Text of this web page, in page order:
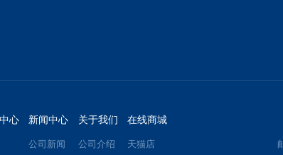
心 新闻中心
公司新闻
关于我们
公司介绍
在线商城
天猫店